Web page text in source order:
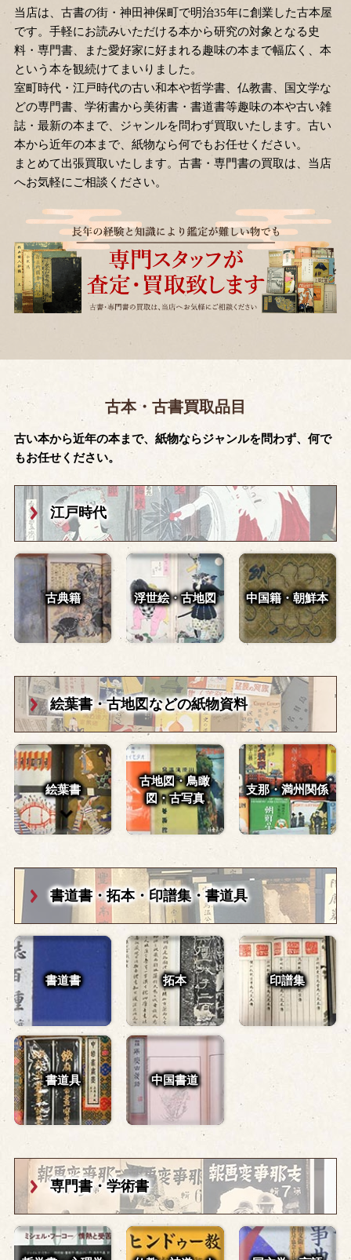
当店は、古書の街・神田神保町で明治35年に創業した古本屋
です。手軽にお読みいただける本から研究の対象となる史
料・専門書、また愛好家に好まれる趣味の本まで幅広く、本
という本を観続けてまいりました。
室町時代・江戸時代の古い和本や哲学書、仏教書、国文学な
どの専門書、学術書から美術書・書道書等趣味の本や古い雑
誌・最新の本まで、ジャンルを問わず買取いたします。古い
本から近年の本まで、紙物なら何でもお任せください。
まとめて出張買取いたします。古書・専門書の買取は、当店
へお気軽にご相談ください。
古本・古書買取品目
古い本から近年の本まで、紙物ならジャンルを問わず、何で
もお任せください。
江戸時代
古典籍 浮世絵・古地図 中国籍・朝鮮本
絵葉書・古地図などの紙物資料
絵葉書
古地図・鳥瞰
図・古写真
支那・満州関係
書道書・拓本・ 印譜集・書道具
書道書 拓本 印譜集
書道具 中国書道
専門書・学術書